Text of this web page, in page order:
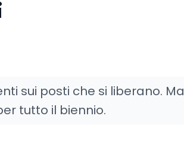
sui posti che si liberano.
tutto il biennio.